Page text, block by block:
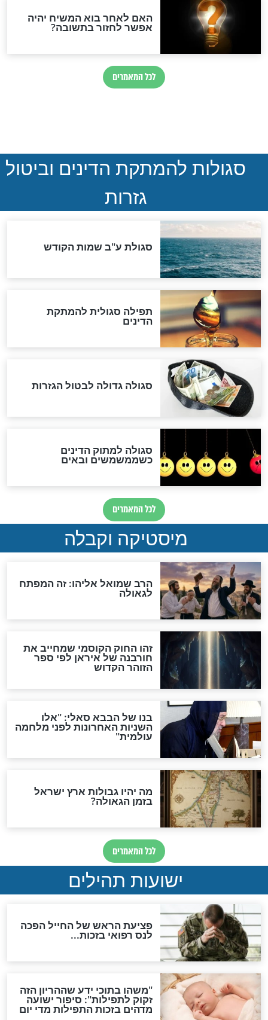
הותר לפרסום: לוחמי מילואים
נהרגו בדרום לבנון
במרתפי מוסקבה: כתב היד
הנדיר של הרשב"ם התגלה
שורדת השואה שחוגגת 100:
"מודה לקב"ה על כל השנים"
לכל המאמרים
אחרית הימים
האם אפשר לחשב את הקץ?
מה יהיה בימות המשיח?
"לפני הגאולה תהיה אפיקורסות
והכחשה גדולה מאוד של
האמונה"
האם לאחר בוא המשיח יהיה
אפשר לחזור בתשובה?
לכל המאמרים
להמתקת הדינים וביטול
גזרות
סגולת ע"ב שמות הקודש